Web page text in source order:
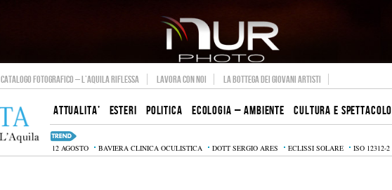
CATALOGO FOTOGRAFICO – L’AQUILA RIFLESSA LAVORA CON NOI LA BOTTEGA DEI GIOVANI ARTISTI
ATTUALITA’ ESTERI POLITICA ECOLOGIA – AMBIENTE CULTURA E SPETTACOLO
12 AGOSTO BAVIERA CLINICA OCULISTICA DOTT SERGIO ARES ECLISSI SOLARE ISO 12312-2